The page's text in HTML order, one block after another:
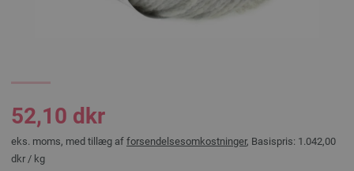
52,10 dkr
eks. moms, med tillæg af forsendelsesomkostninger, Basispris: 1.042,00
dkr / kg